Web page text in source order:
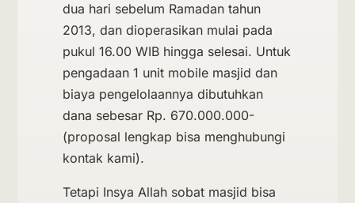
dua hari sebelum Ramadan tahun
2013, dan dioperasikan mulai pada
pukul 16.00 WIB hingga selesai. Untuk
pengadaan 1 unit mobile masjid dan
biaya pengelolaannya dibutuhkan
dana sebesar Rp. 670.000.000-
(proposal lengkap bisa menghubungi
kontak kami).
Tetapi Insya Allah sobat masjid bisa